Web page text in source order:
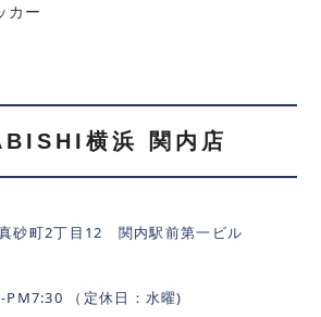
カー
横浜 関内店
砂町2丁目12 関内駅前第一ビル
（定休日：水曜)